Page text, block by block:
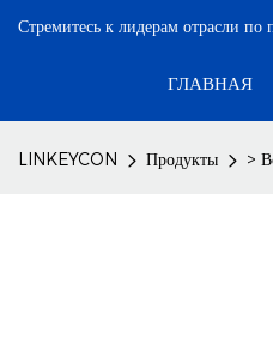
Стремитесь к лидерам отрасли
ГЛАВНАЯ
LINKEYCON Продукты >